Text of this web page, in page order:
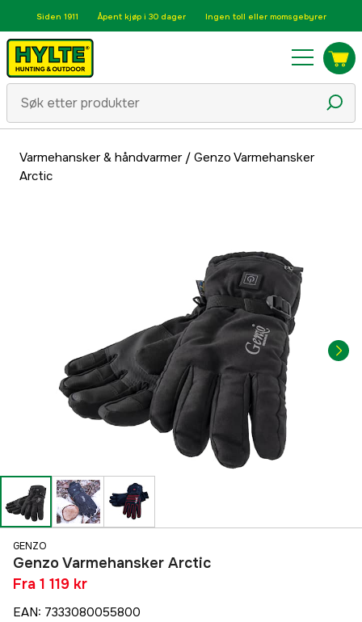
Siden 1911 Åpent kjøp i 30 dager Ingen toll eller momsgebyrer
Varmehansker & håndvarmer/ Genzo Varmehansker
Arctic
GENZO
Genzo Varmehansker Arctic
Fra 1 119 kr
EAN: 7333080055800